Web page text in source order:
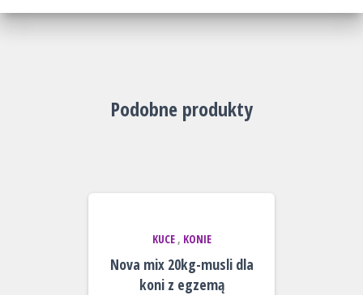
Podobne produkty
KUCE, KONIE
Nova mix 20kg-musli dla
koni z egzemą